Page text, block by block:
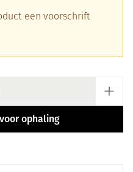
een voorschrift
ophaling